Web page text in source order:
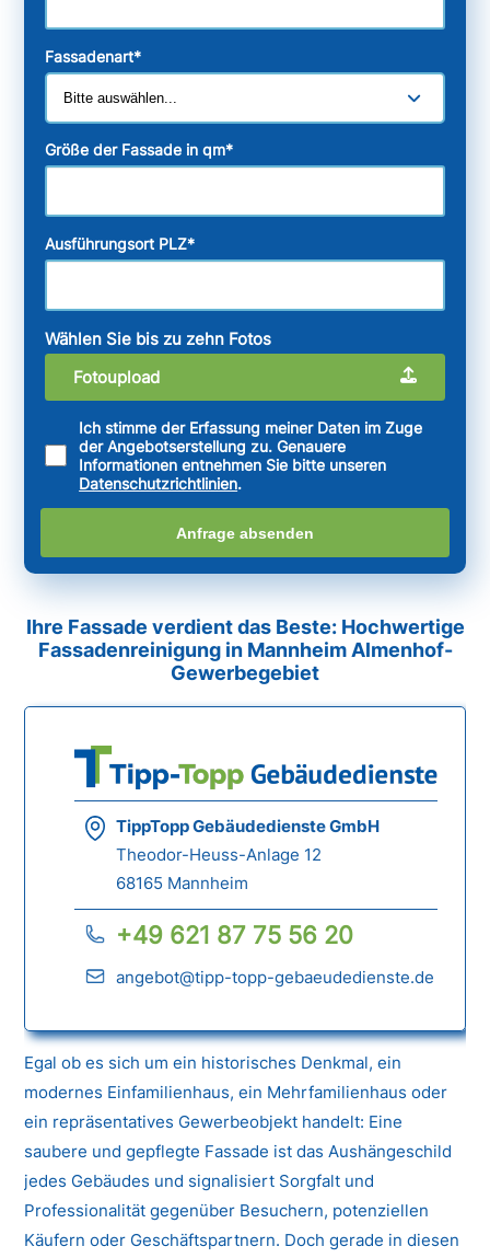
Fassadenart*
Größe der Fassade in qm*
Ausführungsort PLZ*
Wählen Sie bis zu zehn Fotos
Fotoupload
Ich stimme der Erfassung meiner Daten im Zuge
der Angebotserstellung zu. Genauere
Informationen entnehmen Sie bitte unseren
Datenschutzrichtlinien.
Anfrage absenden
Ihre Fassade verdient das Beste: Hochwertige
Fassadenreinigung in Mannheim Almenhof-
Gewerbegebiet
TippTopp Gebäudedienste GmbH
Theodor-Heuss-Anlage 12
68165 Mannheim
+49 621 87 75 56 20
angebot@tipp-topp-gebaeudedienste.de
Egal ob es sich um ein historisches Denkmal, ein
modernes Einfamilienhaus, ein Mehrfamilienhaus oder
ein repräsentatives Gewerbeobjekt handelt: Eine
saubere und gepflegte Fassade ist das Aushängeschild
jedes Gebäudes und signalisiert Sorgfalt und
Professionalität gegenüber Besuchern, potenziellen
Käufern oder Geschäftspartnern. Doch gerade in diesen